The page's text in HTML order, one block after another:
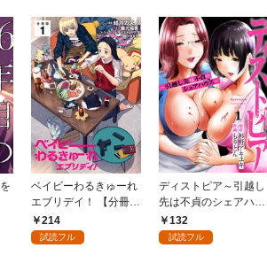
ベイビーわるきゅーれ
エブリデイ！ 【分冊
版】 1
214
試読フル
ディストピア～引越し
先は不貞のシェアハウ
ス～１
132
試読フル